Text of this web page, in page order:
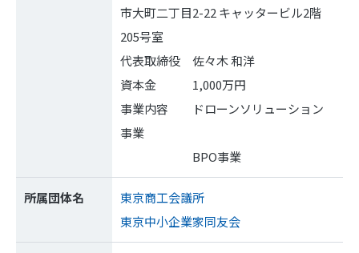
市大町二丁目2-22 キャッタービル2階
205号室
代表取締役 佐々木 和洋
資本金 1,000万円
事業内容 ドローンソリューション
事業
BPO事業
所属団体名
東京商工会議所
東京中小企業家同友会